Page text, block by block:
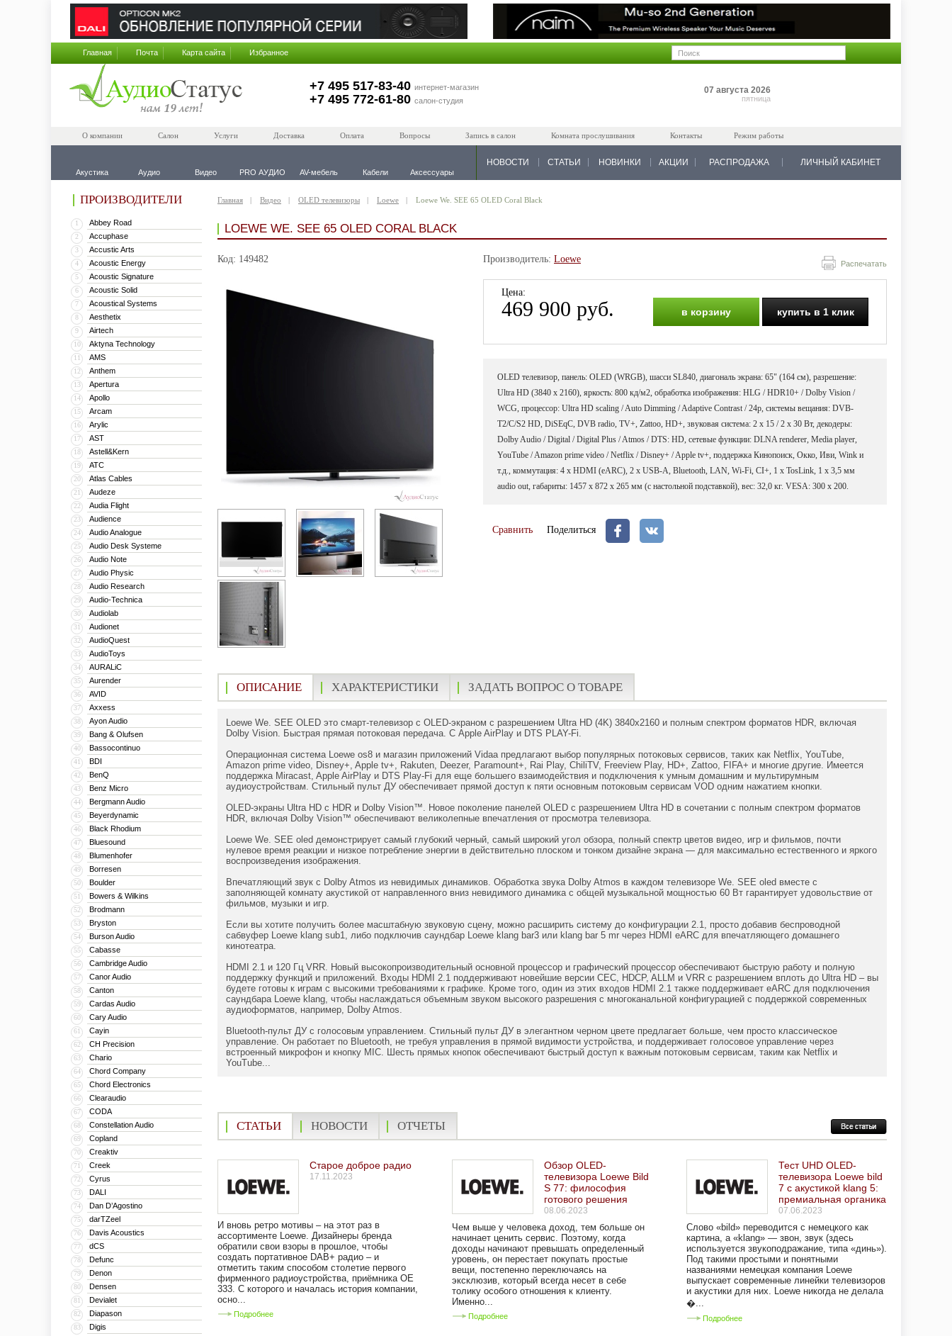
Главная Почта Карта сайта Избранное
+7 495 517-83-40 интернет-магазин
+7 495 772-61-80 салон-студия
07 августа 2026
пятница
О компании Салон Услуги Доставка Оплата Вопросы Запись в салон Комната прослушивания Контакты Режим работы
Акустика Аудио Видео PRO АУДИО AV-мебель Кабели Аксессуары
НОВОСТИ СТАТЬИ НОВИНКИ АКЦИИ РАСПРОДАЖА ЛИЧНЫЙ КАБИНЕТ
ПРОИЗВОДИТЕЛИ
1 Abbey Road
2 Accuphase
3 Accustic Arts
4 Acoustic Energy
5 Acoustic Signature
6 Acoustic Solid
7 Acoustical Systems
8 Aesthetix
9 Airtech
10 Aktyna Technology
11 AMS
12 Anthem
13 Apertura
14 Apollo
15 Arcam
16 Arylic
17 AST
18 Astell&Kern
19 ATC
20 Atlas Cables
21 Audeze
22 Audia Flight
23 Audience
24 Audio Analogue
25 Audio Desk Systeme
26 Audio Note
27 Audio Physic
28 Audio Research
29 Audio-Technica
30 Audiolab
31 Audionet
32 AudioQuest
33 AudioToys
34 AURALiC
35 Aurender
36 AVID
37 Axxess
38 Ayon Audio
39 Bang & Olufsen
40 Bassocontinuo
41 BDI
42 BenQ
43 Benz Micro
44 Bergmann Audio
45 Beyerdynamic
46 Black Rhodium
47 Bluesound
48 Blumenhofer
49 Borresen
50 Boulder
51 Bowers & Wilkins
52 Brodmann
53 Bryston
54 Burson Audio
55 Cabasse
56 Cambridge Audio
57 Canor Audio
58 Canton
59 Cardas Audio
60 Cary Audio
61 Cayin
62 CH Precision
63 Chario
64 Chord Company
65 Chord Electronics
66 Clearaudio
67 CODA
68 Constellation Audio
69 Copland
70 Creaktiv
71 Creek
72 Cyrus
73 DALI
74 Dan D’Agostino
75 darTZeel
76 Davis Acoustics
77 dCS
78 Defunc
79 Denon
80 Densen
81 Devialet
82 Diapason
83 Digis
Главная Видео OLED телевизоры Loewe Loewe We. SEE 65 OLED Coral Black
LOEWE WE. SEE 65 OLED CORAL BLACK
Код: 149482 Распечатать
Производитель: Loewe
Цена:
469 900 руб. в корзину купить в 1 клик
OLED телевизор, панель: OLED (WRGB), шасси SL840, диагональ экрана: 65" (164 см), разрешение:
Ultra HD (3840 x 2160), яркость: 800 кд/м2, обработка изображения: HLG / HDR10+ / Dolby Vision /
WCG, процессор: Ultra HD scaling / Auto Dimming / Adaptive Contrast / 24p, системы вещания: DVB-
T2/C/S2 HD, DiSEqC, DVB radio, TV+, Zattoo, HD+, звуковая система: 2 x 15 / 2 x 30 Вт, декодеры:
Dolby Audio / Digital / Digital Plus / Atmos / DTS: HD, сетевые функции: DLNA renderer, Media player,
YouTube / Amazon prime video / Netflix / Disney+ / Apple tv+, поддержка Кинопоиск, Окко, Иви, Wink и
т.д., коммутация: 4 х HDMI (eARC), 2 х USB-А, Bluetooth, LAN, Wi-Fi, CI+, 1 х TosLink, 1 х 3,5 мм
audio out, габариты: 1457 x 872 x 265 мм (с настольной подставкой), вес: 32,0 кг. VESA: 300 x 200.
Сравнить Поделиться
ОПИСАНИЕ ХАРАКТЕРИСТИКИ ЗАДАТЬ ВОПРОС О ТОВАРЕ
Loewe We. SEE OLED это смарт-телевизор с OLED-экраном с разрешением Ultra HD (4K) 3840х2160 и полным спектром форматов HDR, включая
Dolby Vision. Быстрая прямая потоковая передача. С Apple AirPlay и DTS PLAY-Fi.
Операционная система Loewe os8 и магазин приложений Vidaa предлагают выбор популярных потоковых сервисов, таких как Netflix, YouTube,
Amazon prime video, Disney+, Apple tv+, Rakuten, Deezer, Paramount+, Rai Play, ChiliTV, Freeview Play, HD+, Zattoo, FIFA+ и многие другие. Имеется
поддержка Miracast, Apple AirPlay и DTS Play-Fi для еще большего взаимодействия и подключения к умным домашним и мультирумным
аудиоустройствам. Стильный пульт ДУ обеспечивает прямой доступ к пяти основным потоковым сервисам VOD одним нажатием кнопки.
OLED-экраны Ultra HD с HDR и Dolby Vision™. Новое поколение панелей OLED с разрешением Ultra HD в сочетании с полным спектром форматов
HDR, включая Dolby Vision™ обеспечивают великолепные впечатления от просмотра телевизора.
Loewe We. SEE oled демонстрирует самый глубокий черный, самый широкий угол обзора, полный спектр цветов видео, игр и фильмов, почти
нулевое время реакции и низкое потребление энергии в действительно плоском и тонком дизайне экрана — для максимально естественного и яркого
воспроизведения изображения.
Впечатляющий звук с Dolby Atmos из невидимых динамиков. Обработка звука Dolby Atmos в каждом телевизоре We. SEE oled вместе с
заполняющей комнату акустикой от направленного вниз невидимого динамика с общей музыкальной мощностью 60 Вт гарантирует удовольствие от
фильмов, музыки и игр.
Если вы хотите получить более масштабную звуковую сцену, можно расширить систему до конфигурации 2.1, просто добавив беспроводной
сабвуфер Loewe klang sub1, либо подключив саундбар Loewe klang bar3 или klang bar 5 mr через HDMI eARC для впечатляющего домашнего
кинотеатра.
HDMI 2.1 и 120 Гц VRR. Новый высокопроизводительный основной процессор и графический процессор обеспечивают быструю работу и полную
поддержку функций и приложений. Входы HDMI 2.1 поддерживают новейшие версии CEC, HDCP, ALLM и VRR с разрешением вплоть до Ultra HD – вы
будете готовы к играм с высокими требованиями к графике. Кроме того, один из этих входов HDMI 2.1 также поддерживает eARC для подключения
саундбара Loewe klang, чтобы наслаждаться объемным звуком высокого разрешения с многоканальной конфигурацией с поддержкой современных
аудиоформатов, например, Dolby Atmos.
Bluetooth-пульт ДУ с голосовым управлением. Стильный пульт ДУ в элегантном черном цвете предлагает больше, чем просто классическое
управление. Он работает по Bluetooth, не требуя управления в прямой видимости устройства, и поддерживает голосовое управление через
встроенный микрофон и кнопку MIC. Шесть прямых кнопок обеспечивают быстрый доступ к важным потоковым сервисам, таким как Netflix и
YouTube...
СТАТЬИ НОВОСТИ ОТЧЕТЫ
Старое доброе радио
17.11.2023
И вновь ретро мотивы – на этот раз в
ассортименте Loewe. Дизайнеры бренда
обратили свои взоры в прошлое, чтобы
создать портативное DAB+ радио – и
отметить таким способом столетие первого
фирменного радиоустройства, приёмника OE
333. С которого и началась история компании,
осно...
Подробнее
Обзор OLED-
телевизора Loewe Bild
S 77: философия
готового решения
08.06.2023
Чем выше у человека доход, тем больше он
начинает ценить сервис. Поэтому, когда
доходы начинают превышать определенный
уровень, он перестает покупать простые
вещи, постепенно переключаясь на
эксклюзив, который всегда несет в себе
толику особого отношения к клиенту.
Именно...
Подробнее
Тест UHD OLED-
телевизора Loewe bild
7 с акустикой klang 5:
премиальная органика
07.06.2023
Слово «bild» переводится с немецкого как
картина, а «klang» — звон, звук (здесь
используется звукоподражание, типа «динь»).
Под такими простыми и понятными
названиями немецкая компания Loewe
выпускает современные линейки телевизоров
и акустики для них. Loewe никогда не делала
�...
Подробнее